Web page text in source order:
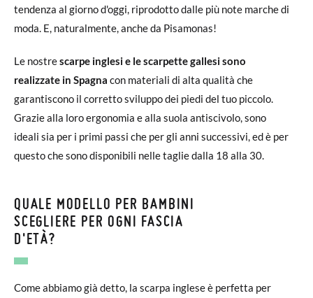
tendenza al giorno d'oggi, riprodotto dalle più note marche di
moda. E, naturalmente, anche da Pisamonas!
Le nostrescarpe inglesi e le scarpette gallesi sono
realizzate in Spagna con materiali di alta qualità che
garantiscono il corretto sviluppo dei piedi del tuo piccolo.
Grazie alla loro ergonomia e alla suola antiscivolo, sono
ideali sia per i primi passi che per gli anni successivi, ed è per
questo che sono disponibili nelle taglie dalla 18 alla 30.
QUALE MODELLO PER BAMBINI
SCEGLIERE PER OGNI FASCIA
D'ETÀ?
Come abbiamo già detto, la scarpa inglese è perfetta per